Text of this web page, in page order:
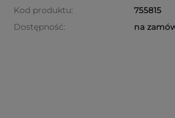
Kod produktu:
755815
Dostępność:
na